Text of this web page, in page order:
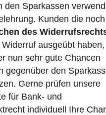
den Sparkassen
Kunden die noch
des
ausgeübt haben,
nun sehr gute Chancen
gegenüber den
Gerne prüfen unsere
für Bank- und
individuell Ihre